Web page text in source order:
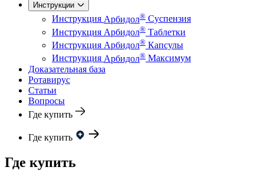
Инструкции
Инструкция Арбидол® Суспензия
Инструкция Арбидол® Таблетки
Инструкция Арбидол® Капсулы
Инструкция Арбидол® Максимум
Доказательная база
Ротавирус
Статьи
Вопросы
Где купить
Где купить
Где купить